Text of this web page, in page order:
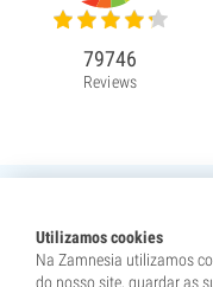
Utilizamos cookies
Na Zamnesia utilizamos
do nosso site, guardar as
79746
Reviews